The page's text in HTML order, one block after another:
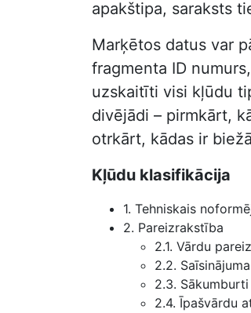
apakštipa, saraksts
Marķētos datus var
fragmenta ID
uzskaitīti visi kļūdu
divējādi – pirmkārt,
otrkārt, kādas ir
Kļūdu klasifikācija
1. Tehniskais
2. Pareizrakstība
2.1. Vārdu
2.2.
2.3. Sākumburti
2.4. Īpašvārdu